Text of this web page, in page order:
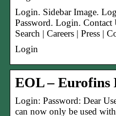
Login. Sidebar Image.
Password. Login. Contact
Search | Careers | Press |
Login
EOL – Eurofins
Login: Password: Dear
can now only be used